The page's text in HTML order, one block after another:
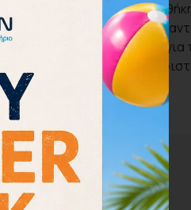
Διατίθεται ξεχωριστά,
ασφαλή μεταφορά τους. Η
ανανεωθεί με το συμβατό
που κυκλοφορεί